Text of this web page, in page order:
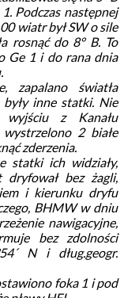
Podczas następnej
wiatr był SW o sile
rosnąć do 8° B. To
Ge 1 i do rana dnia
zapalano światła
inne statki. Nie
z Kanału
2 białe
zderzenia.
statki ich widziały,
bez żagli,
i kierunku dryfu
BHMW w dniu
nawigacyjne,
bez zdolności
N i dług.geogr.
foka 1 i pod